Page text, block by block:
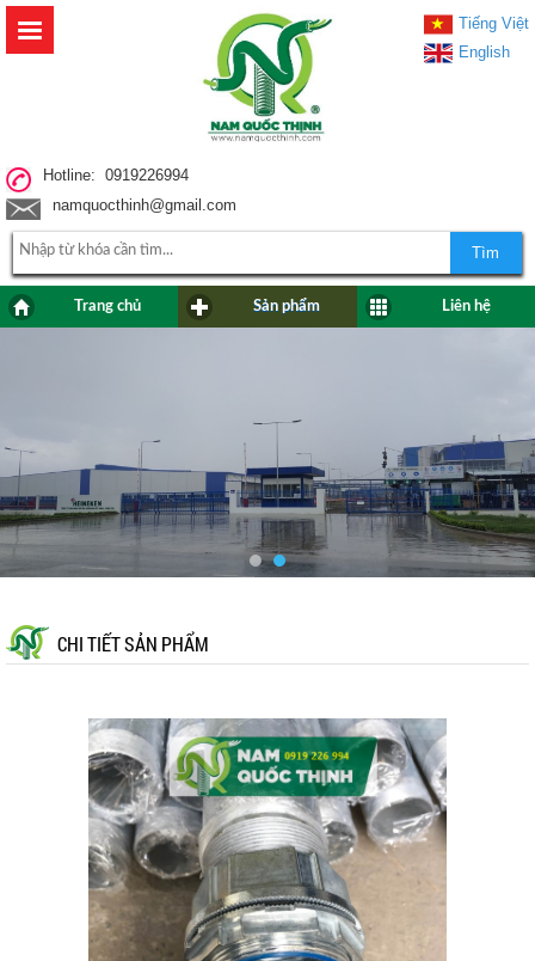
Hotline: 0919226994
namquocthinh@gmail.com
Tiếng Việt
English
Tìm
Trang chủ Sản phẩm Liên hệ
CHI TIẾT SẢN PHẨM